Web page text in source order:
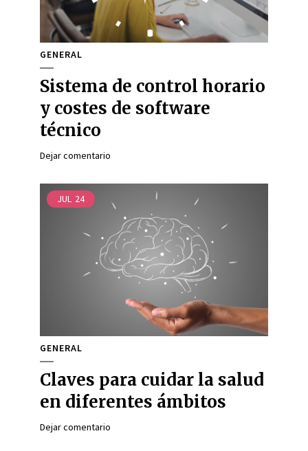
GENERAL
Sistema de control horario
y costes de software
técnico
Dejar comentario
JUL 24
GENERAL
Claves para cuidar la salud
en diferentes ámbitos
Dejar comentario